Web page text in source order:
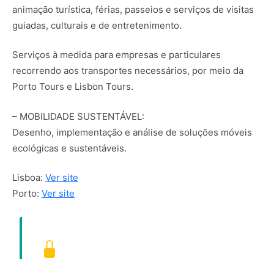
animação turística, férias, passeios e serviços de visitas
guiadas, culturais e de entretenimento.
Serviços à medida para empresas e particulares
recorrendo aos transportes necessários, por meio da
Porto Tours e Lisbon Tours.
– MOBILIDADE SUSTENTÁVEL:
Desenho, implementação e análise de soluções móveis
ecológicas e sustentáveis.
Lisboa: Ver site
Porto: Ver site